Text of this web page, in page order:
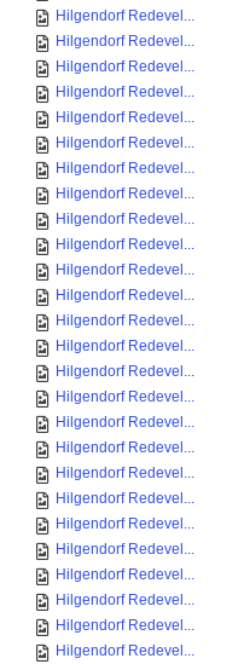
Hilgendorf Redevel...
Hilgendorf Redevel...
Hilgendorf Redevel...
Hilgendorf Redevel...
Hilgendorf Redevel...
Hilgendorf Redevel...
Hilgendorf Redevel...
Hilgendorf Redevel...
Hilgendorf Redevel...
Hilgendorf Redevel...
Hilgendorf Redevel...
Hilgendorf Redevel...
Hilgendorf Redevel...
Hilgendorf Redevel...
Hilgendorf Redevel...
Hilgendorf Redevel...
Hilgendorf Redevel...
Hilgendorf Redevel...
Hilgendorf Redevel...
Hilgendorf Redevel...
Hilgendorf Redevel...
Hilgendorf Redevel...
Hilgendorf Redevel...
Hilgendorf Redevel...
Hilgendorf Redevel...
Hilgendorf Redevel...